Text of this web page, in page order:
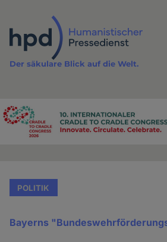
Inhalt
Der säkulare Blick auf die Welt.
Advertising
POLITIK
Bayerns